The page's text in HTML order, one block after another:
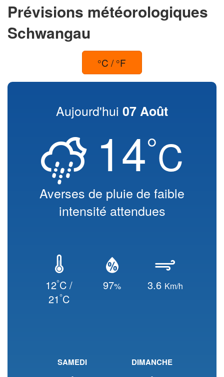
Prévisions météorologiques
Schwangau
°C / °F
Aujourd'hui 07 Août
14°C
Averses de pluie de faible
intensité attendues
12°C /
21°C
97% 3.6 Km/h
SAMEDI DIMANCHE